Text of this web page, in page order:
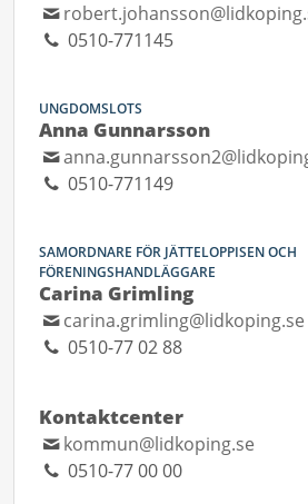
0510-771145
UNGDOMSLOTS
Anna Gunnarsson
0510-771149
SAMORDNARE FÖR JÄTTELOPPISEN OCH
FÖRENINGSHANDLÄGGARE
Carina Grimling
carina.grimling@lidkoping.se
0510-77 02 88
Kontaktcenter
kommun@lidkoping.se
0510-77 00 00